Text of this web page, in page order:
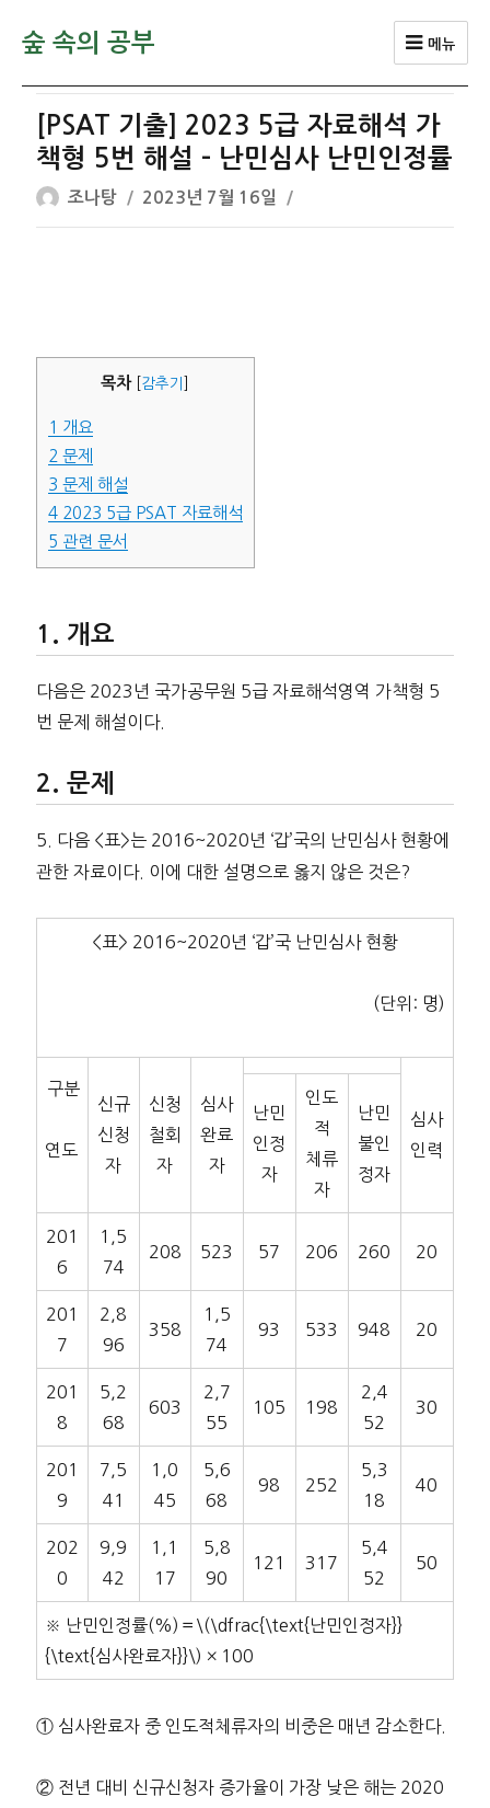
숲 속의 공부 메뉴
[PSAT 기출] 2023 5급 자료해석 가
책형 5번 해설 – 난민심사 난민인정률
글
쓴
조나탕
작
성
2023년 7월 16일
목차 감추기
1 개요
2 문제
3 문제 해설
42023 5급 PSAT 자료해석
5 관련 문서
개요
다음은 2023년 국가공무원 5급 자료해석영역 가책형 5
번 문제 해설이다.
문제
5. 다음 <표>는 2016~2020년 ‘갑’국의 난민심사 현황에
관한 자료이다. 이에 대한 설명으로 옳지 않은 것은?
<표> 2016~2020년 ‘갑’국 난민심사 현황
(단위: 명)
구분
연도
신규
신청
자
신청
철회
자
심사
완료
자
심사
인력
난민
인정
자
인도
적
체류
자
난민
불인
정자
201
6
1,5
74
208 523 57 206 260 20
201
7
2,8
96
358
1,5
74
93 533 948 20
201
8
5,2
68
603
2,7
55
105 198
2,4
52
30
201
9
7,5
41
1,0
45
5,6
68
98 252
5,3
18
40
202
0
9,9
42
1,1
17
5,8
90
121 317
5,4
52
50
※ 난민인정률(%)＝\(\dfrac{\text{난민인정자}}
{\text{심사완료자}}\) × 100
① 심사완료자 중 인도적체류자의 비중은 매년 감소한다.
② 전년 대비 신규신청자 증가율이 가장 낮은 해는 2020